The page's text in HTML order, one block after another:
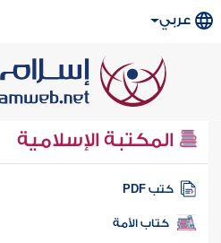
عربي
المكتبة الإسلامية
كتب PDF